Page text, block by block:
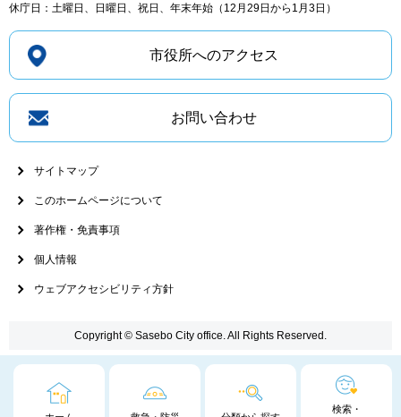
検索・
休庁日：土曜日、日曜日、祝日、年末年始（12月29日から1月3日）
市役所へのアクセス
お問い合わせ
サイトマップ
このホームページについて
著作権・免責事項
個人情報
ウェブアクセシビリティ方針
Copyright © Sasebo City office. All Rights Reserved.